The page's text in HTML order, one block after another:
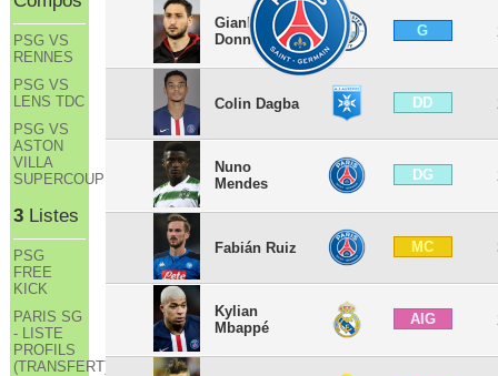
PSG VS
RENNES
PSG VS
LENS TDC
PSG VS
ASTON
VILLA
SUPERCOUPE
3Listes
PSG
FREE
KICK
PARIS SG
- LISTE
PROFILS
(TRANSFERT)
Gianluigi
Donnarumma
G
Colin Dagba DD
Nuno
Mendes
DG
Fabián Ruiz MC
Kylian
Mbappé
AIG